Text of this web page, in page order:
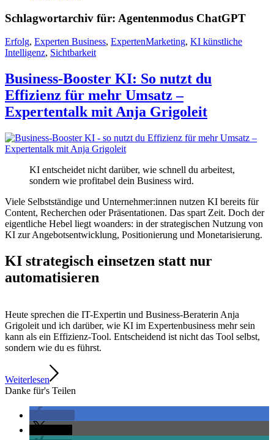
Schlagwortarchiv für: Agentenmodus ChatGPT
Erfolg, Experten Business, ExpertenMarketing, KI künstliche
Intelligenz, Sichtbarkeit
Business-Booster KI: So nutzt du
Effizienz für mehr Umsatz –
Expertentalk mit Anja Grigoleit
KI entscheidet nicht darüber, wie schnell du arbeitest,
sondern wie profitabel dein Business wird.
Viele Selbstständige und Unternehmer:innen nutzen KI bereits für
Content, Recherchen oder Präsentationen. Das spart Zeit. Doch der
eigentliche Hebel liegt woanders: in der strategischen Nutzung von
KI zur Angebotsentwicklung, Positionierung und Monetarisierung.
KI strategisch einsetzen statt nur
automatisieren
Heute sprechen die IT-Expertin und Business-Beraterin Anja
Grigoleit und ich darüber, wie KI im Expertenbusiness mehr sein
kann als ein Effizienz-Tool. Entscheidend ist nicht das Tool selbst,
sondern wie du es führst.
Weiterlesen
Danke für's Teilen